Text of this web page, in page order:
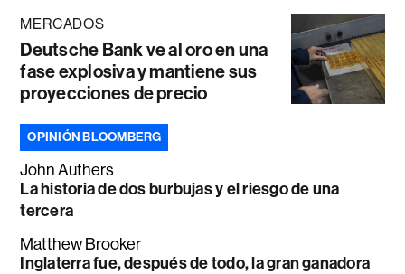
MERCADOS
Deutsche Bank ve al oro en una
fase explosiva y mantiene sus
proyecciones de precio
OPINIÓN BLOOMBERG
John Authers
La historia de dos burbujas y el riesgo de una
tercera
Matthew Brooker
Inglaterra fue, después de todo, la gran ganadora